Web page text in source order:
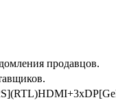
продавцов.